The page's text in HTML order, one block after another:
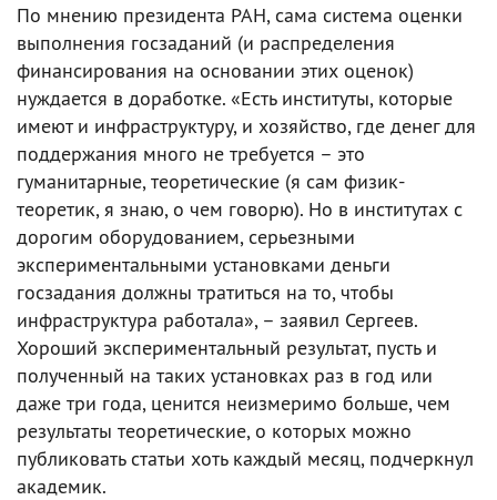
По мнению президента РАН, сама система оценки
выполнения госзаданий (и распределения
финансирования на основании этих оценок)
нуждается в доработке. «Есть институты, которые
имеют и инфраструктуру, и хозяйство, где денег для
поддержания много не требуется – это
гуманитарные, теоретические (я сам физик-
теоретик, я знаю, о чем говорю). Но в институтах с
дорогим оборудованием, серьезными
экспериментальными установками деньги
госзадания должны тратиться на то, чтобы
инфраструктура работала», – заявил Сергеев.
Хороший экспериментальный результат, пусть и
полученный на таких установках раз в год или
даже три года, ценится неизмеримо больше, чем
результаты теоретические, о которых можно
публиковать статьи хоть каждый месяц, подчеркнул
академик.